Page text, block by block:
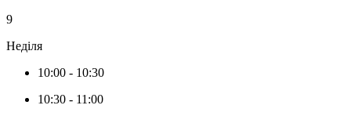
9
Неділя
10:00 - 10:30
10:30 - 11:00